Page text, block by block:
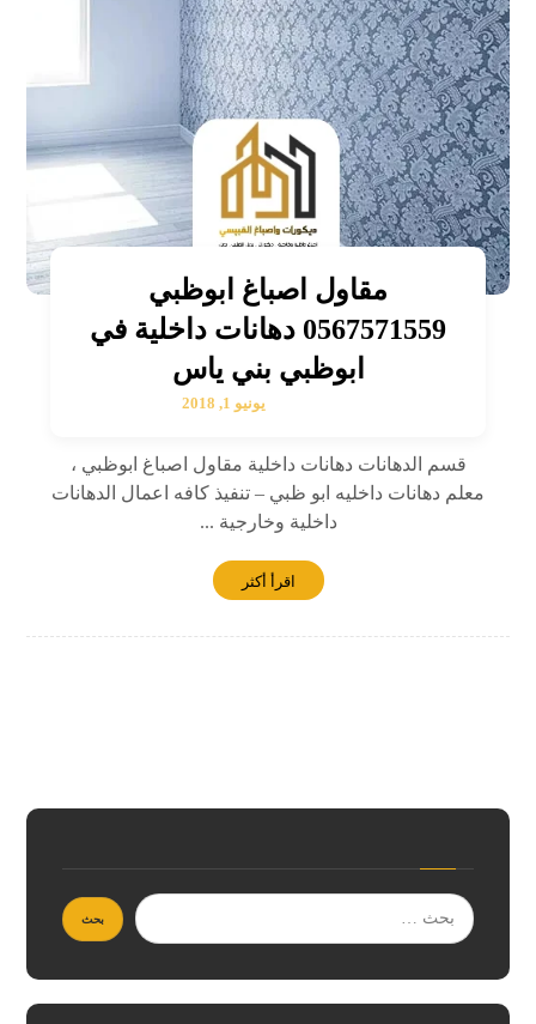
مقاول اصباغ ابوظبي
0567571559 دهانات داخلية في
ابوظبي بني ياس
يونيو 1, 2018
قسم الدهانات دهانات داخلية مقاول اصباغ ابوظبي ،
معلم دهانات داخليه ابو ظبي – تنفيذ كافه اعمال الدهانات
داخلية وخارجية ...
اقرأ أكثر